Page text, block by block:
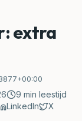
extra
9 min leestijd
LinkedIn X